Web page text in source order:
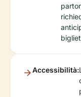
Accessibilità: